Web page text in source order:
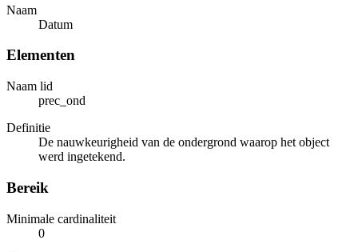
Naam
Datum
Elementen
Naam lid
prec_ond
Definitie
De nauwkeurigheid van de ondergrond waarop het object
werd ingetekend.
Bereik
Minimale cardinaliteit
0